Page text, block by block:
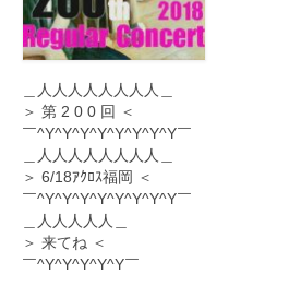
＿人人人人人人人人＿
＞ 第 2 0 0 回 ＜
￣^Y^Y^Y^Y^Y^Y^Y^Y￣
＿人人人人人人人人＿
＞ 6/18ｱｸﾛｽ福岡 ＜
￣^Y^Y^Y^Y^Y^Y^Y^Y￣
＿人人人人人＿
＞ 来てね ＜
￣^Y^Y^Y^Y^Y￣